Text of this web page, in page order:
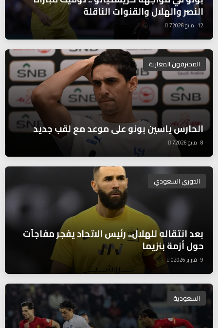
النصر والهلال والقنوات الناقلة
12 مايو 2026 7
المحترفون المغاربة
الحارس ياسين بونو على موعد مع لقب جديد
8 مايو 2026 7
الدوري السعودي
بعد انتقاله للهلال.. رئيس الاتحاد يفجر مفاجآت
حول أزمة بنزيما
9 فبراير 2026 0
السعودية